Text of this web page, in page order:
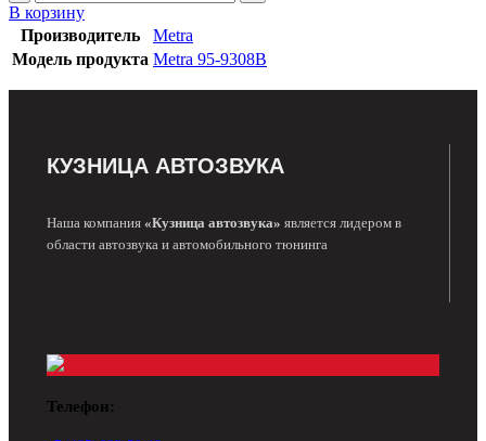
В корзину
Производитель
Metra
Модель продукта Metra 95-9308B
КУЗНИЦА АВТОЗВУКА
Наша компания «Кузница автозвука» является лидером в
области автозвука и автомобильного тюнинга
Телефон: